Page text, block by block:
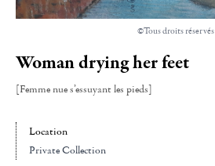
©Tous droits réservés
Woman drying her feet
[Femme nue s’essuyant les pieds]
Location
Private Collection